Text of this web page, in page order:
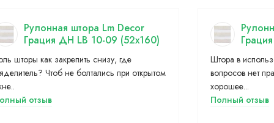
Рулонная штора Lm Decor
Грация ДН LB 10-09 (52x160)
шторы как закрепить снизу, где
Чтоб не болтались при открытом
отзыв
Штора в
вопросов нет
хорошее...
Полный отзыв